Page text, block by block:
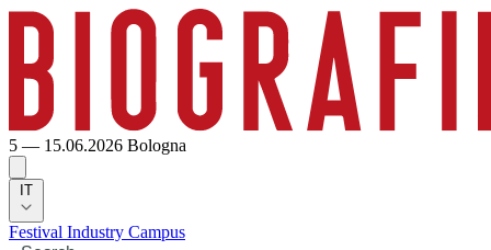
5 — 15.06.2026 Bologna
IT
Festival Industry Campus